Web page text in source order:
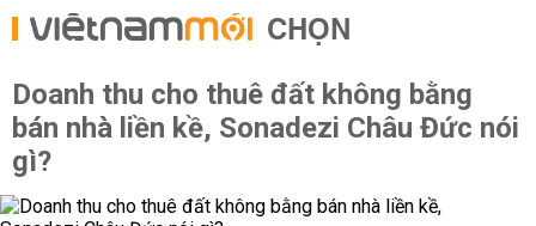
CHỌN
Doanh thu cho thuê đất không bằng
bán nhà liền kề, Sonadezi Châu Đức nói
gì?